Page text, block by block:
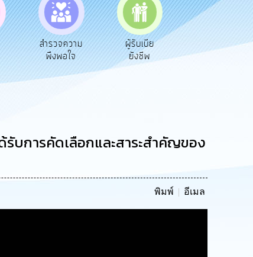
ม
ผู้รับเบีย
ยังชีพ
ประเมินภาษี
ท้องถิ่น
ทะเบียน
บการคัดเลือกและสาระสำคัญของ
พิมพ์ อีเมล